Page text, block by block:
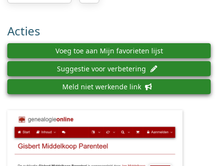
Acties
Voeg toe aan Mijn favorieten lijst
Suggestie voor verbetering
Meld niet werkende link